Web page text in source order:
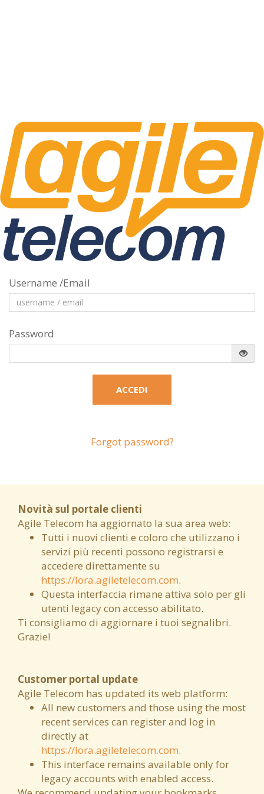
Username /Email
Password
Forgot password?
Novità sul portale clienti
Agile Telecom ha aggiornato la sua area web:
Tutti i nuovi clienti e coloro che utilizzano i
servizi più recenti possono registrarsi e
accedere direttamente su
https://lora.agiletelecom.com.
Questa interfaccia rimane attiva solo per gli
utenti legacy con accesso abilitato.
Ti consigliamo di aggiornare i tuoi segnalibri.
Grazie!
Customer portal update
Agile Telecom has updated its web platform:
All new customers and those using the most
recent services can register and log in
directly at
https://lora.agiletelecom.com.
This interface remains available only for
legacy accounts with enabled access.